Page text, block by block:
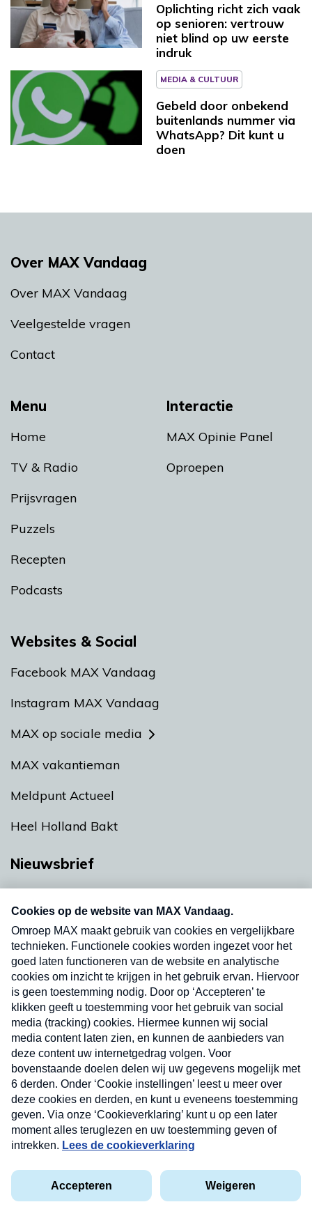
Oplichting richt zich vaak
op senioren: vertrouw
niet blind op uw eerste
indruk
MEDIA & CULTUUR
Gebeld door onbekend
buitenlands nummer via
WhatsApp? Dit kunt u
doen
Menu
Home
TV & Radio
Prijsvragen
Puzzels
Recepten
Podcasts
Interactie
MAX Opinie Panel
Oproepen
Over MAX Vandaag
Over MAX Vandaag
Veelgestelde vragen
Contact
Websites & Social
Facebook MAX Vandaag
Instagram MAX Vandaag
MAX op sociale media
MAX vakantieman
Meldpunt Actueel
Heel Holland Bakt
Nieuwsbrief
nieuwsbrief. Elke vrijdag- en dinsdagochtend in
uw mailbox.
Verzend
Privacyverklaring
Cookieverklaring
Kwetsbaarheid melden
Nieuwsbrief
Neem hier een gratis abonnement op onze
nieuwsbrief. Elke vrijdag- en dinsdagochtend in uw